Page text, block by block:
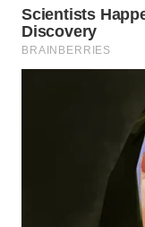
WN
TANJUNG
LESUNG
SIMALUNGUN